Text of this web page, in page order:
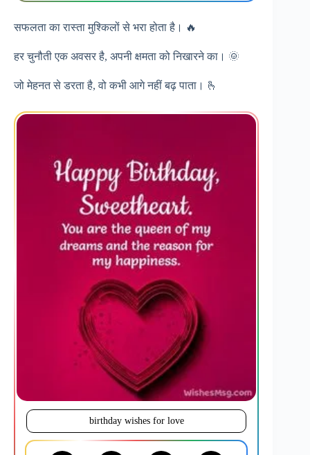
सफलता का रास्ता मुश्किलों से भरा होता है। 🔥
हर चुनौती एक अवसर है, अपनी क्षमता को निखारने का। 🌞
जो मेहनत से डरता है, वो कभी आगे नहीं बढ़ पाता। 🫰
birthday wishes for love